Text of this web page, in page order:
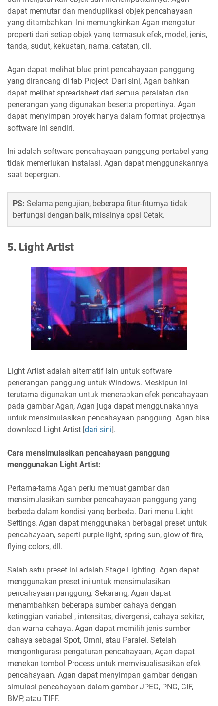
dapat memutar dan menduplikasi objek pencahayaan
yang ditambahkan. Ini memungkinkan Agan mengatur
properti dari setiap objek yang termasuk efek, model, jenis,
tanda, sudut, kekuatan, nama, catatan, dll.
Agan dapat melihat blue print pencahayaan panggung
yang dirancang di tab Project. Dari sini, Agan bahkan
dapat melihat spreadsheet dari semua peralatan dan
penerangan yang digunakan beserta propertinya. Agan
dapat menyimpan proyek hanya dalam format projectnya
software ini sendiri.
Ini adalah software pencahayaan panggung portabel yang
tidak memerlukan instalasi. Agan dapat menggunakannya
saat bepergian.
PS: Selama pengujian, beberapa fitur-fiturnya tidak
berfungsi dengan baik, misalnya opsi Cetak.
5. Light Artist
Light Artist adalah alternatif lain untuk software
penerangan panggung untuk Windows. Meskipun ini
terutama digunakan untuk menerapkan efek pencahayaan
pada gambar Agan, Agan juga dapat menggunakannya
untuk mensimulasikan pencahayaan panggung. Agan bisa
download Light Artist [dari sini].
Cara mensimulasikan pencahayaan panggung
menggunakan Light Artist:
Pertama-tama Agan perlu memuat gambar dan
mensimulasikan sumber pencahayaan panggung yang
berbeda dalam kondisi yang berbeda. Dari menu Light
Settings, Agan dapat menggunakan berbagai preset untuk
pencahayaan, seperti purple light, spring sun, glow of fire,
flying colors, dll.
Salah satu preset ini adalah Stage Lighting. Agan dapat
menggunakan preset ini untuk mensimulasikan
pencahayaan panggung. Sekarang, Agan dapat
menambahkan beberapa sumber cahaya dengan
ketinggian variabel , intensitas, divergensi, cahaya sekitar,
dan warna cahaya. Agan dapat memilih jenis sumber
cahaya sebagai Spot, Omni, atau Paralel. Setelah
mengonfigurasi pengaturan pencahayaan, Agan dapat
menekan tombol Process untuk memvisualisasikan efek
pencahayaan. Agan dapat menyimpan gambar dengan
simulasi pencahayaan dalam gambar JPEG, PNG, GIF,
BMP, atau TIFF.